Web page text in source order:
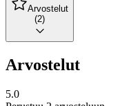
Arvostelut
(2)
Arvostelut
5.0